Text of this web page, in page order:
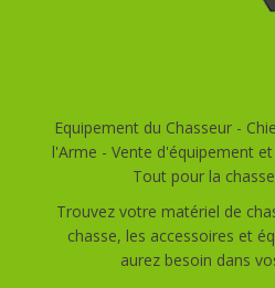
Equipement du Chasseur -
l'Arme - Vente d'équipement
Tout pour la
Trouvez votre matériel de
chasse, les accessoires et
aurez besoin dans